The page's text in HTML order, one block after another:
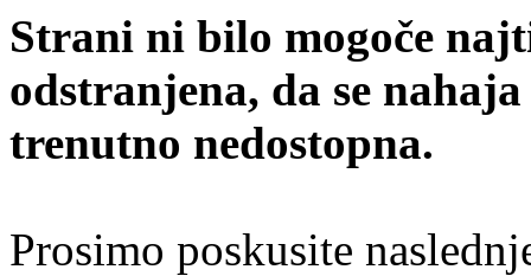
Strani ni bilo mogoče
odstranjena, da se
trenutno nedostopna.
Prosimo poskusite